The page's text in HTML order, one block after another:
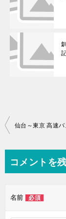
投
ビ
ー
仙台～東京 高速
コメントを
名前 必須